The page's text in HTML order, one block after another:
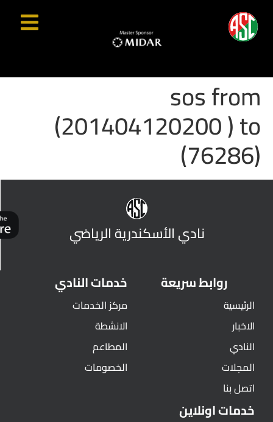
sos from
(201404120200 ) to
(76286)
نادي الأسكندرية الرياضي
روابط سريعة
الرئيسية
الاخبار
النادي
المجلات
اتصل بنا
خدمات النادي
مركز الخدمات
الانشطة
المطاعم
الخصومات
خدمات اونلاين